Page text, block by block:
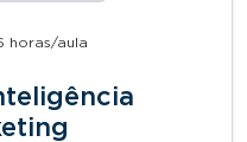
horas/aula